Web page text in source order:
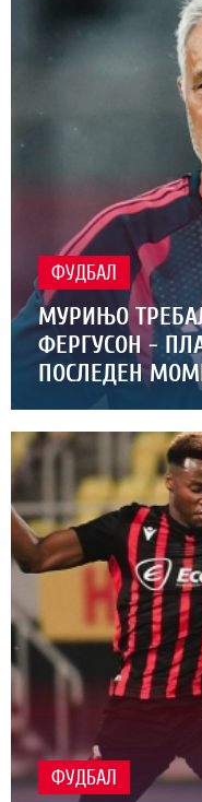
ФУДБАЛ
МУРИЊО
ФЕРГУСОН -
ПОСЛЕДЕН
ФУДБАЛ